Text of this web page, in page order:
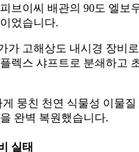
브이씨 배관의 90도 엘보
었습니다.
가 고해상도 내시경 장비로
렉스 샤프트로 분쇄하고
뭉친 천연 식물성 이물질
완벽 복원했습니다.
실태